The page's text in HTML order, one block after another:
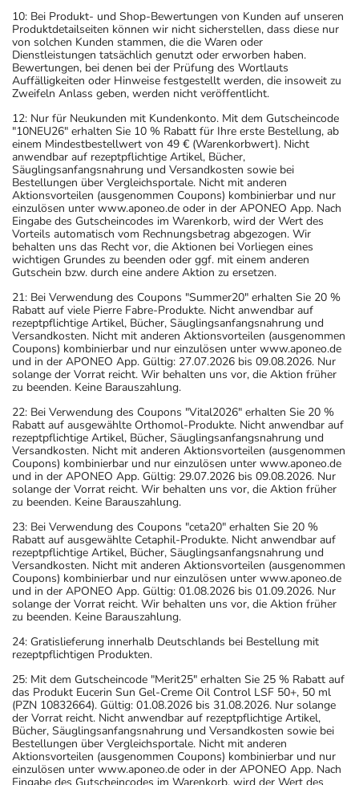
10: Bei Produkt- und Shop-Bewertungen von Kunden auf unseren
Produktdetailseiten können wir nicht sicherstellen, dass diese nur
von solchen Kunden stammen, die die Waren oder
Dienstleistungen tatsächlich genutzt oder erworben haben.
Bewertungen, bei denen bei der Prüfung des Wortlauts
Auffälligkeiten oder Hinweise festgestellt werden, die insoweit zu
Zweifeln Anlass geben, werden nicht veröffentlicht.
12: Nur für Neukunden mit Kundenkonto. Mit dem Gutscheincode
"10NEU26" erhalten Sie 10 % Rabatt für Ihre erste Bestellung, ab
einem Mindestbestellwert von 49 € (Warenkorbwert). Nicht
anwendbar auf rezeptpflichtige Artikel, Bücher,
Säuglingsanfangsnahrung und Versandkosten sowie bei
Bestellungen über Vergleichsportale. Nicht mit anderen
Aktionsvorteilen (ausgenommen Coupons) kombinierbar und nur
einzulösen unter www.aponeo.de oder in der APONEO App. Nach
Eingabe des Gutscheincodes im Warenkorb, wird der Wert des
Vorteils automatisch vom Rechnungsbetrag abgezogen. Wir
behalten uns das Recht vor, die Aktionen bei Vorliegen eines
wichtigen Grundes zu beenden oder ggf. mit einem anderen
Gutschein bzw. durch eine andere Aktion zu ersetzen.
21: Bei Verwendung des Coupons "Summer20" erhalten Sie 20 %
Rabatt auf viele Pierre Fabre-Produkte. Nicht anwendbar auf
rezeptpflichtige Artikel, Bücher, Säuglingsanfangsnahrung und
Versandkosten. Nicht mit anderen Aktionsvorteilen (ausgenommen
Coupons) kombinierbar und nur einzulösen unter www.aponeo.de
und in der APONEO App. Gültig: 27.07.2026 bis 09.08.2026. Nur
solange der Vorrat reicht. Wir behalten uns vor, die Aktion früher
zu beenden. Keine Barauszahlung.
22: Bei Verwendung des Coupons "Vital2026" erhalten Sie 20 %
Rabatt auf ausgewählte Orthomol-Produkte. Nicht anwendbar auf
rezeptpflichtige Artikel, Bücher, Säuglingsanfangsnahrung und
Versandkosten. Nicht mit anderen Aktionsvorteilen (ausgenommen
Coupons) kombinierbar und nur einzulösen unter www.aponeo.de
und in der APONEO App. Gültig: 29.07.2026 bis 09.08.2026. Nur
solange der Vorrat reicht. Wir behalten uns vor, die Aktion früher
zu beenden. Keine Barauszahlung.
23: Bei Verwendung des Coupons "ceta20" erhalten Sie 20 %
Rabatt auf ausgewählte Cetaphil-Produkte. Nicht anwendbar auf
rezeptpflichtige Artikel, Bücher, Säuglingsanfangsnahrung und
Versandkosten. Nicht mit anderen Aktionsvorteilen (ausgenommen
Coupons) kombinierbar und nur einzulösen unter www.aponeo.de
und in der APONEO App. Gültig: 01.08.2026 bis 01.09.2026. Nur
solange der Vorrat reicht. Wir behalten uns vor, die Aktion früher
zu beenden. Keine Barauszahlung.
24: Gratislieferung innerhalb Deutschlands bei Bestellung mit
rezeptpflichtigen Produkten.
25: Mit dem Gutscheincode "Merit25" erhalten Sie 25 % Rabatt auf
das Produkt Eucerin Sun Gel-Creme Oil Control LSF 50+, 50 ml
(PZN 10832664). Gültig: 01.08.2026 bis 31.08.2026. Nur solange
der Vorrat reicht. Nicht anwendbar auf rezeptpflichtige Artikel,
Bücher, Säuglingsanfangsnahrung und Versandkosten sowie bei
Bestellungen über Vergleichsportale. Nicht mit anderen
Aktionsvorteilen (ausgenommen Coupons) kombinierbar und nur
einzulösen unter www.aponeo.de oder in der APONEO App. Nach